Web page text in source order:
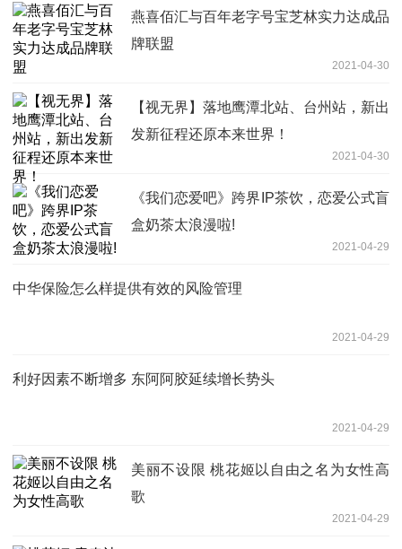
燕喜佰汇与百年老字号宝芝林实力达成品
牌联盟
2021-04-30
【视无界】落地鹰潭北站、台州站，新出
发新征程还原本来世界！
2021-04-30
《我们恋爱吧》跨界IP茶饮，恋爱公式盲
盒奶茶太浪漫啦!
2021-04-29
中华保险怎么样提供有效的风险管理
2021-04-29
利好因素不断增多 东阿阿胶延续增长势头
2021-04-29
美丽不设限 桃花姬以自由之名为女性高
歌
2021-04-29